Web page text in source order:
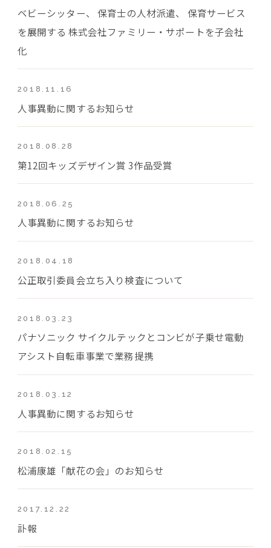
ベビーシッター、 保育士の人材派遣、 保育サービス
を展開する 株式会社ファミリー・サポートを子会社
化
2018.11.16
人事異動に関するお知らせ
2018.08.28
第12回キッズデザイン賞 3作品受賞
2018.06.25
人事異動に関するお知らせ
2018.04.18
公正取引委員会立ち入り検査について
2018.03.23
パナソニック サイクルテックとコンビが子乗せ電動
アシスト自転車事業で業務提携
2018.03.12
人事異動に関するお知らせ
2018.02.15
松浦康雄「献花の会」のお知らせ
2017.12.22
訃報